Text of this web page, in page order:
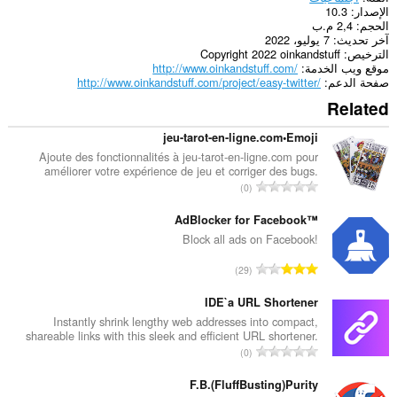
extension
can
store
an
unlimited
amount
of
client-
side
data.
الإصدار
10.3
الحجم 2,4 م.ب
آخر تحديث 7 يوليو، 2022
الترخيص Copyright 2022 oinkandstuff
موقع ويب الخدمة http://www.oinkandstuff.com/
صفحة الدعم http://www.oinkandstuff.com/project/easy-twitter/
Related
jeu-tarot-en-ligne.com•Emoji
Ajoute des fonctionnalités à jeu-tarot-en-ligne.com pour
améliorer votre expérience de jeu et corriger des bugs.
ا
ع
د
ا
إ
ج
م
ل
0
AdBlocker for Facebook™
Block all ads on Facebook!
ا
ع
د
د
ا
إ
29
IDE`a URL Shortener
Instantly shrink lengthy web addresses into compact,
shareable links with this sleek and efficient URL shortener.
ا
ع
0
F.B.(FluffBusting)Purity